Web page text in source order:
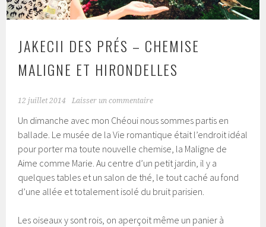
JAKECII DES PRÉS – CHEMISE
MALIGNE ET HIRONDELLES
12 juillet 2014 Laisser un commentaire
Un dimanche avec mon Chéoui nous sommes partis en
ballade. Le musée de la Vie romantique était l’endroit idéal
pour porter ma toute nouvelle chemise, la Maligne de
Aime comme Marie. Au centre d’un petit jardin, il y a
quelques tables et un salon de thé, le tout caché au fond
d’une allée et totalement isolé du bruit parisien.
Les oiseaux y sont rois, on aperçoit même un panier à